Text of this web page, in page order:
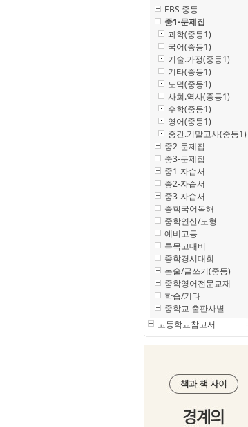
EBS 중등
중1-문제집
과학(중등1)
국어(중등1)
기술.가정(중등1)
기타(중등1)
도덕(중등1)
사회.역사(중등1)
수학(중등1)
영어(중등1)
중간.기말고사(중등1)
중2-문제집
중3-문제집
중1-자습서
중2-자습서
중3-자습서
중학국어독해
중학연산/도형
예비고등
특목고대비
중학경시대회
논술/글쓰기(중등)
중학영어전문교재
학습/기타
중학교 출판사별
고등학교참고서